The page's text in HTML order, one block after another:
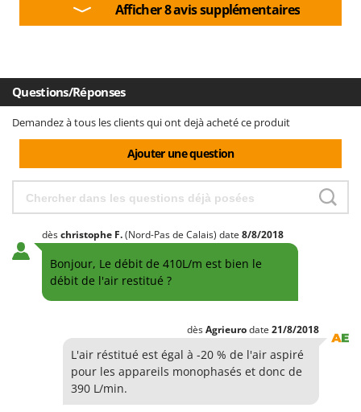
Afficher 8 avis supplémentaires
Questions/Réponses
Demandez à tous les clients qui ont dejà acheté ce produit
Ajouter une question
dèschristophe F.(Nord-Pas de Calais) date 8/8/2018
Bonjour, Le débit de 410L/m est bien le
débit de l'air restitué ?
dèsAgrieurodate 21/8/2018
L'air réstitué est égal à -20 % de l'air aspiré
pour les appareils monophasés et donc de
390 L/min.